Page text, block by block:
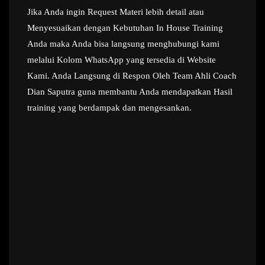
Jika Anda ingin Request Materi lebih detail atau
Menyesuaikan dengan Kebutuhan In House Training
Anda maka Anda bisa langsung menghubungi kami
melalui Kolom WhatsApp yang tersedia di Website
Kami. Anda Langsung di Respon Oleh Team Ahli Coach
Dian Saputra guna membantu Anda mendapatkan Hasil
training yang berdampak dan mengesankan.